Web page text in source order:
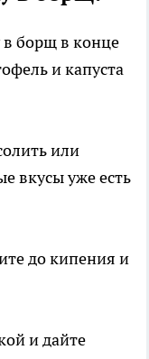
в борщ в конце
и капуста
или
вкусы уже есть
до кипения и
и дайте